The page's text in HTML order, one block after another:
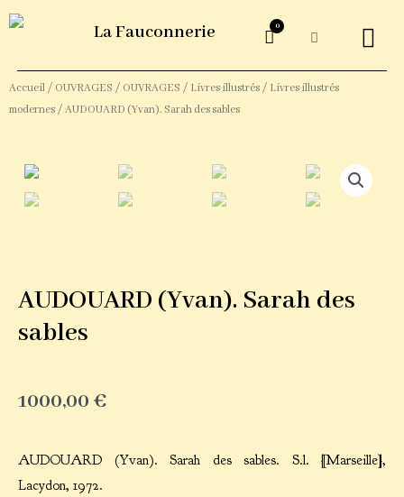
La Fauconnerie 0
Accueil / OUVRAGES / OUVRAGES / Livres illustrés / Livres illustrés
modernes / AUDOUARD (Yvan). Sarah des sables
AUDOUARD (Yvan). Sarah des
sables
1000,00 €
AUDOUARD (Yvan). Sarah des sables. S.l. [Marseille],
Lacydon, 1972.